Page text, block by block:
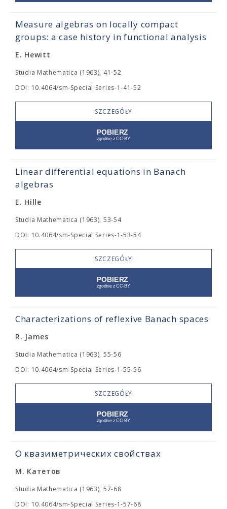
Measure algebras on locally compact
groups: a case history in functional analysis
E. Hewitt
Studia Mathematica (1963), 41-52
DOI: 10.4064/sm-Special Series-1-41-52
SZCZEGÓŁY
Linear differential equations in Banach
algebras
E. Hille
Studia Mathematica (1963), 53-54
DOI: 10.4064/sm-Special Series-1-53-54
SZCZEGÓŁY
Characterizations of reflexive Banach spaces
R. James
Studia Mathematica (1963), 55-56
DOI: 10.4064/sm-Special Series-1-55-56
SZCZEGÓŁY
О квазиметрических свойствах
М. Катетов
Studia Mathematica (1963), 57-68
DOI: 10.4064/sm-Special Series-1-57-68